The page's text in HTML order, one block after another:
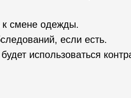
к смене одежды.
если есть.
использоваться